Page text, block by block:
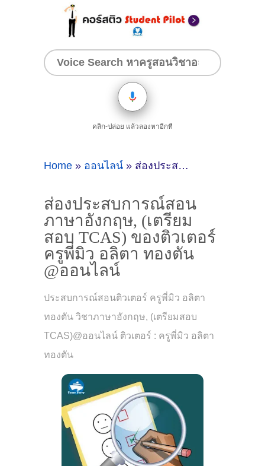
คลิก-ปล่อย แล้วลองหาอีกที
Home » ออนไลน์ » ส่องประสบการณ์สอนภาษาอังกฤษ, (เตรียมสอบ TCAS) ของติวเตอร์ ครูพี่มิว อลิตา ทองตัน @ออนไลน์
ส่องประสบการณ์สอน
ภาษาอังกฤษ, (เตรียม
สอบ TCAS) ของติวเตอร์
ครูพี่มิว อลิตา ทองตัน
@ออนไลน์
ประสบการณ์สอนติวเตอร์ ครูพี่มิว อลิตา
ทองตัน วิชาภาษาอังกฤษ, (เตรียมสอบ
TCAS)@ออนไลน์ ติวเตอร์ : ครูพี่มิว อลิตา
ทองตัน